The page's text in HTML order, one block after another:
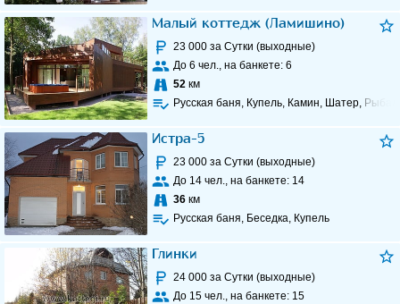
Малый коттедж (Ламишино)
23 000 за Сутки (выходные)
До 6 чел., на банкете: 6
52 км
Русская баня, Купель, Камин, Шатер,
Истра-5
23 000 за Сутки (выходные)
До 14 чел., на банкете: 14
36 км
Русская баня, Беседка, Купель
Глинки
24 000 за Сутки (выходные)
До 15 чел., на банкете: 15